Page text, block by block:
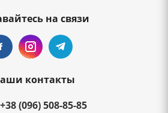
на связи
контакты
+38 (096) 508-85-85